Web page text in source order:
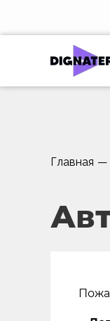
Главная —